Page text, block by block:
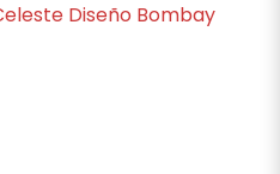
Diseño Bombay